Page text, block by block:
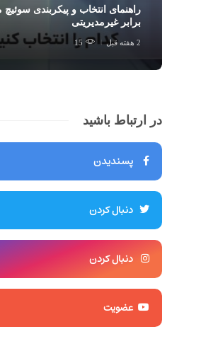
راهنمای انتخاب و پیکربندی سوئیچ
برابر غیرمدیریتی
2 هفته قبل 15
در ارتباط باشید
پسندیدن
دنبال کردن
دنبال کردن
عضویت